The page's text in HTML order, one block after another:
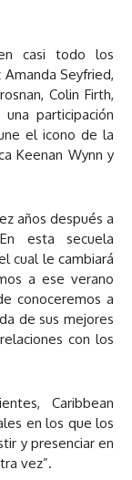
casi todo los
Seyfried,
Colin Firth,
participación
el icono de la
Keenan Wynn y
años después a
esta secuela
cual le cambiará
a ese verano
conoceremos a
de sus mejores
con los
Caribbean
en los que los
y presenciar en
vez”.